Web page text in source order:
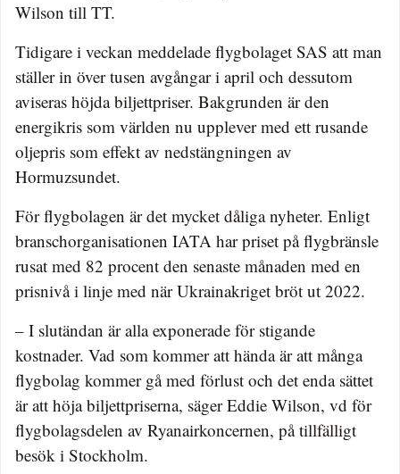
Wilson till TT.
Tidigare i veckan meddelade flygbolaget SAS att man
ställer in över tusen avgångar i april och dessutom
aviseras höjda biljettpriser. Bakgrunden är den
energikris som världen nu upplever med ett rusande
oljepris som effekt av nedstängningen av
Hormuzsundet.
För flygbolagen är det mycket dåliga nyheter. Enligt
branschorganisationen IATA har priset på flygbränsle
rusat med 82 procent den senaste månaden med en
prisnivå i linje med när Ukrainakriget bröt ut 2022.
– I slutändan är alla exponerade för stigande
kostnader. Vad som kommer att hända är att många
flygbolag kommer gå med förlust och det enda sättet
är att höja biljettpriserna, säger Eddie Wilson, vd för
flygbolagsdelen av Ryanairkoncernen, på tillfälligt
besök i Stockholm.